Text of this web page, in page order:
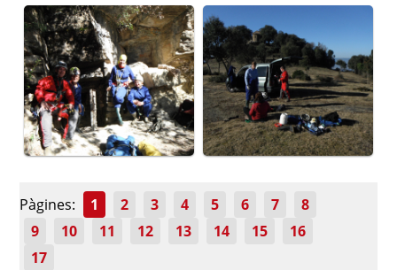
Pàgines: 1 2 3 4 5 6 7
8
9
10 11 12 13 14 15
16
17